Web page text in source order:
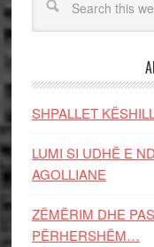
SHPALLET
LUMI SI UDHË E
AGOLLIANE
ZËMËRIM DHE
PËRHERSHËM…